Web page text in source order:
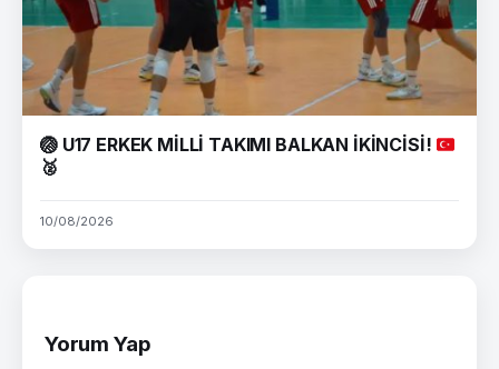
🏐U17 ERKEK MİLLİ TAKIMI BALKAN İKİNCİSİ!
🥈
10/08/2026
Yorum Yap